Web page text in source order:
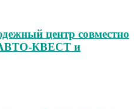
центр совместно
АВТО‑КВЕСТ и